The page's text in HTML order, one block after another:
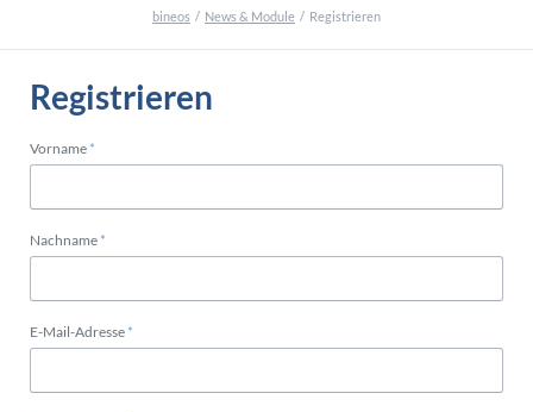
bineos News & Module Registrieren
Registrieren
Pflichtfeld
Vorname *
Pflichtfeld
Nachname *
Pflichtfeld
E-Mail-Adresse *